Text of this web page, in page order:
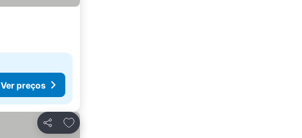
Ver preços
Partilhar
Adicionar aos favoritos